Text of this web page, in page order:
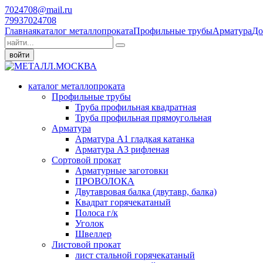
7024708@mail.ru
79937024708
Главнаякаталог металлопрокатаПрофильные трубыАрматура
войти
каталог металлопроката
Профильные трубы
Труба профильная квадратная
Труба профильная прямоугольная
Арматура
Арматура А1 гладкая катанка
Арматура А3 рифленая
Сортовой прокат
Арматурные заготовки
ПРОВОЛОКА
Двутавровая балка (двутавр, балка)
Квадрат горячекатаный
Полоса г/к
Уголок
Швеллер
Листовой прокат
лист стальной горячекатаный